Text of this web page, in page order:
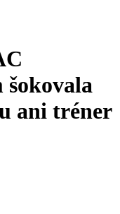
šokovala
ani tréner